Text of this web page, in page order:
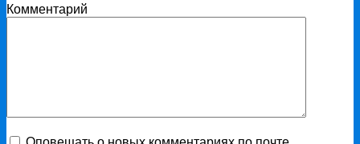
Комментарий